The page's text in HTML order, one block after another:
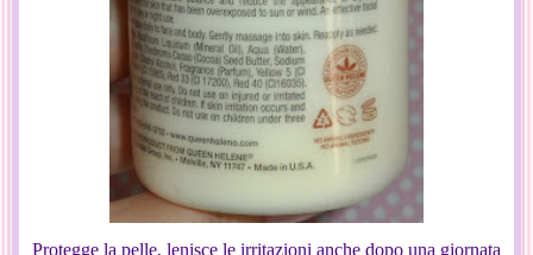
Protegge la pelle, lenisce le irritazioni anche dopo una giornata